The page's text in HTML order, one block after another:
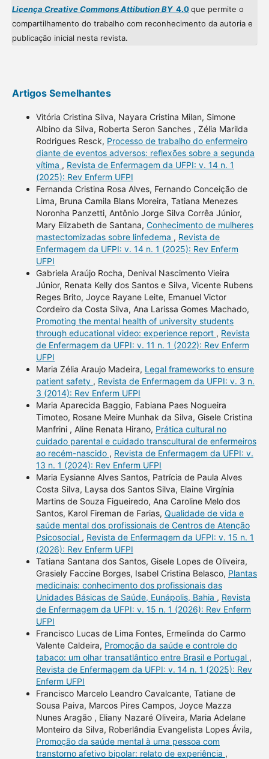
Licença Creative Commons Attibution BY4.0que permite o
compartilhamento do trabalho com reconhecimento da autoria e
publicação inicial nesta revista.
Artigos Semelhantes
Vitória Cristina Silva, Nayara Cristina Milan, Simone
Albino da Silva, Roberta Seron Sanches , Zélia Marilda
Rodrigues Resck, Processo de trabalho do enfermeiro
diante de eventos adversos: reflexões sobre a segunda
vítima , Revista de Enfermagem da UFPI: v. 14 n. 1
(2025): Rev Enferm UFPI
Fernanda Cristina Rosa Alves, Fernando Conceição de
Lima, Bruna Camila Blans Moreira, Tatiana Menezes
Noronha Panzetti, Antônio Jorge Silva Corrêa Júnior,
Mary Elizabeth de Santana, Conhecimento de mulheres
mastectomizadas sobre linfedema , Revista de
Enfermagem da UFPI: v. 14 n. 1 (2025): Rev Enferm
UFPI
Gabriela Araújo Rocha, Denival Nascimento Vieira
Júnior, Renata Kelly dos Santos e Silva, Vicente Rubens
Reges Brito, Joyce Rayane Leite, Emanuel Victor
Cordeiro da Costa Silva, Ana Larissa Gomes Machado,
Promoting the mental health of university students
through educational video: experience report , Revista
de Enfermagem da UFPI: v. 11 n. 1 (2022): Rev Enferm
UFPI
Maria Zélia Araujo Madeira, Legal frameworks to ensure
patient safety , Revista de Enfermagem da UFPI: v. 3 n.
3 (2014): Rev Enferm UFPI
Maria Aparecida Baggio, Fabiana Paes Nogueira
Timoteo, Rosane Meire Munhak da Silva, Gisele Cristina
Manfrini , Aline Renata Hirano, Prática cultural no
cuidado parental e cuidado transcultural de enfermeiros
ao recém-nascido , Revista de Enfermagem da UFPI: v.
13 n. 1 (2024): Rev Enferm UFPI
Maria Eysianne Alves Santos, Patrícia de Paula Alves
Costa Silva, Laysa dos Santos Silva, Elaine Virgínia
Martins de Souza Figueiredo, Ana Caroline Melo dos
Santos, Karol Fireman de Farias, Qualidade de vida e
saúde mental dos profissionais de Centros de Atenção
Psicosocial , Revista de Enfermagem da UFPI: v. 15 n. 1
(2026): Rev Enferm UFPI
Tatiana Santana dos Santos, Gisele Lopes de Oliveira,
Grasiely Faccine Borges, Isabel Cristina Belasco, Plantas
medicinais: conhecimento dos profissionais das
Unidades Básicas de Saúde, Eunápolis, Bahia , Revista
de Enfermagem da UFPI: v. 15 n. 1 (2026): Rev Enferm
UFPI
Francisco Lucas de Lima Fontes, Ermelinda do Carmo
Valente Caldeira, Promoção da saúde e controle do
tabaco: um olhar transatlântico entre Brasil e Portugal ,
Revista de Enfermagem da UFPI: v. 14 n. 1 (2025): Rev
Enferm UFPI
Francisco Marcelo Leandro Cavalcante, Tatiane de
Sousa Paiva, Marcos Pires Campos, Joyce Mazza
Nunes Aragão , Eliany Nazaré Oliveira, Maria Adelane
Monteiro da Silva, Roberlândia Evangelista Lopes Ávila,
Promoção da saúde mental à uma pessoa com
transtorno afetivo bipolar: relato de experiência ,